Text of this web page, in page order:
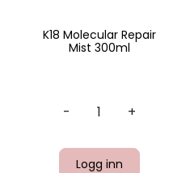
K18 Molecular Repair
Mist 300ml
- +
Logg inn